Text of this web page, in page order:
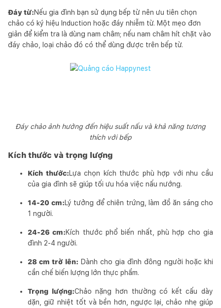
Đáy từ:Nếu gia đình bạn sử dụng bếp từ nên ưu tiên chọn
chảo có ký hiệu Induction hoặc đáy nhiễm từ. Một mẹo đơn
giản để kiểm tra là dùng nam châm; nếu nam châm hít chặt vào
đáy chảo, loại chảo đó có thể dùng được trên bếp từ.
Đáy chảo ảnh hưởng đến hiệu suất nấu và khả năng tương
thích với bếp
Kích thước và trọng lượng
Kích thước:Lựa chọn kích thước phù hợp với nhu cầu
của gia đình sẽ giúp tối ưu hóa việc nấu nướng.
14-20 cm:Lý tưởng để chiên trứng, làm đồ ăn sáng cho
1 người.
24-26 cm:Kích thước phổ biến nhất, phù hợp cho gia
đình 2-4 người.
28 cm trở lên: Dành cho gia đình đông người hoặc khi
cần chế biến lượng lớn thực phẩm.
Trọng lượng:Chảo nặng hơn thường có kết cấu dày
dặn, giữ nhiệt tốt và bền hơn, ngược lại, chảo nhẹ giúp